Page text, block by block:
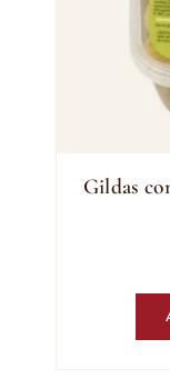
Gildas